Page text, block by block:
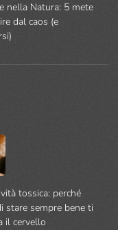
nella Natura: 5 mete
dal caos (e
tossica: perché
stare sempre bene ti
il cervello